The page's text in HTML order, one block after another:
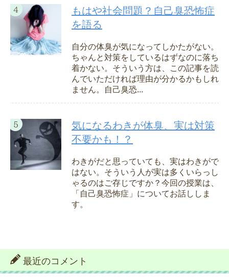
もはや社会問題？自己臭恐怖症
を語る
自分の体臭が気になってしかたがない。
ちゃんと対策をしているはずなのに落ち
着かない。そういう方は、この記事を読
んでいただければ理由が分かるかもしれ
ません。自己臭恐...
気になるわきが体臭、実は対策
不要かも！？
わきがだと思っていても、実はわきがで
はない。そういう人が実は多くいらっし
ゃるのはご存じですか？今回の授業は、
「自己臭恐怖症」についてお話ししま
す。
最近のコメント